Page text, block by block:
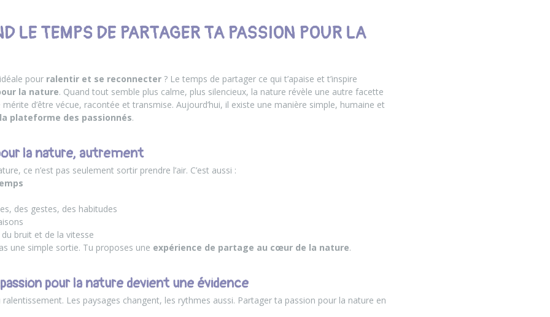
LE TEMPS DE PARTAGER TA PASSION POUR LA
pour ralentir et se reconnecter ? Le temps de partager ce qui t’apaise et t’inspire
la nature. Quand tout semble plus calme, plus silencieux, la nature révèle une autre facette
mérite d’être vécue, racontée et transmise. Aujourd’hui, il existe une manière simple, humaine et
plateforme des passionnés.
la nature, autrement
ce n’est pas seulement sortir prendre l’air. C’est aussi :
des gestes, des habitudes
bruit et de la vitesse
une simple sortie. Tu proposes une expérience de partage au cœur de la nature.
pour la nature devient une évidence
ralentissement. Les paysages changent, les rythmes aussi. Partager ta passion pour la nature en